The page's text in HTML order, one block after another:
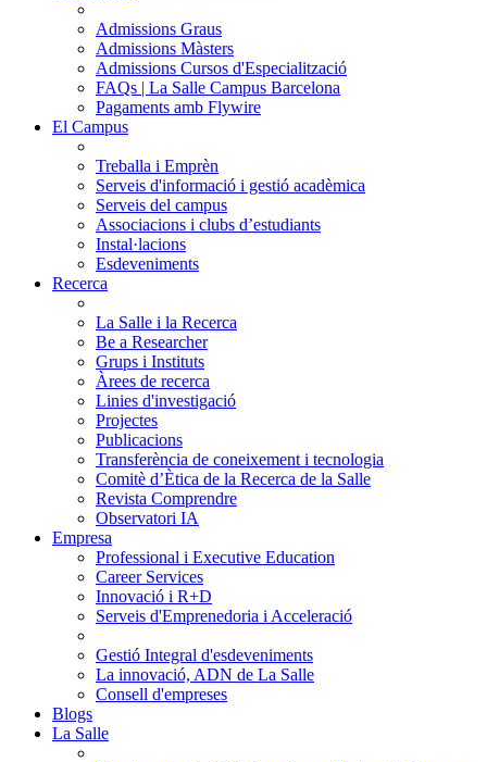
Admissions Graus
Admissions Màsters
Admissions Cursos d'Especialització
FAQs | La Salle Campus Barcelona
Pagaments amb Flywire
El Campus
Treballa i Emprèn
Serveis d'informació i gestió acadèmica
Serveis del campus
Associacions i clubs d’estudiants
Instal·lacions
Esdeveniments
Recerca
La Salle i la Recerca
Be a Researcher
Grups i Instituts
Àrees de recerca
Linies d'investigació
Projectes
Publicacions
Transferència de coneixement i tecnologia
Comitè d’Ètica de la Recerca de la Salle
Revista Comprendre
Observatori IA
Empresa
Professional i Executive Education
Career Services
Innovació i R+D
Serveis d'Emprenedoria i Acceleració
Gestió Integral d'esdeveniments
La innovació, ADN de La Salle
Consell d'empreses
Blogs
La Salle